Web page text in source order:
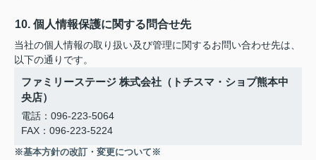
10. 個人情報保護に関する問合せ先
当社の個人情報の取り扱い及び管理に関するお問い合わせ先は、
以下の通りです。
ファミリーステージ 株式会社（トチスマ・ショプ熊本中
央店）
電話：096-223-5064
FAX：096-223-5224
※基本方針の改訂・変更について※